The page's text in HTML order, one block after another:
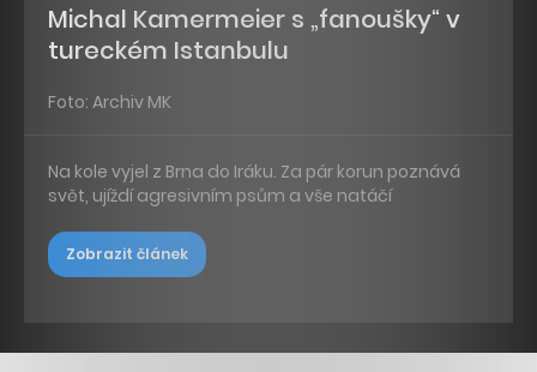
Michal Kamermeier s „fanoušky“ v
tureckém Istanbulu
Foto: Archiv MK
Na kole vyjel z Brna do Iráku. Za pár korun poznává
svět, ujíždí agresivním psům a vše natáčí
Zobrazit článek